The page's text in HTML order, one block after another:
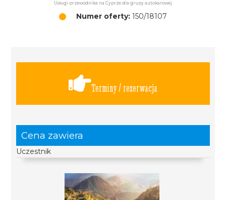
Usługi przewodnika na Cyprze dla grupy autokarowej
Numer oferty: 150/18107
Terminy / rezerwacja
Cena zawiera
Uczestnik